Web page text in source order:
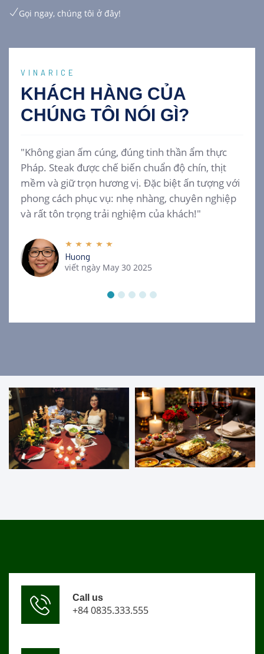
Gọi ngay, chúng tôi ở đây!
VINARICE
KHÁCH HÀNG CỦA
CHÚNG TÔI NÓI GÌ?
"Không gian ấm cúng, đúng tinh thần ẩm thực
Pháp. Steak được chế biến chuẩn độ chín, thịt
mềm và giữ trọn hương vị. Đặc biệt ấn tượng với
phong cách phục vụ: nhẹ nhàng, chuyên nghiệp
và rất tôn trọng trải nghiệm của khách!"
Huong
viết ngày May 30 2025
Call us
+84 0835.333.555